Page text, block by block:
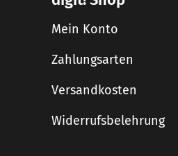
Mein Konto
Zahlungsarten
Versandkosten
Widerrufsbelehrung